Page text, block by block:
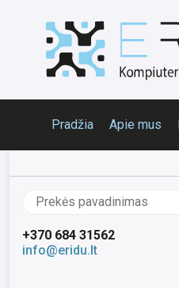
Pradžia Apie mus
Ieškoti:
+370 684 31562
info@eridu.lt